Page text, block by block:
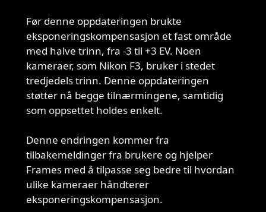
Før denne oppdateringen brukte
eksponeringskompensasjon et fast område
med halve trinn, fra -3 til +3 EV. Noen
kameraer, som Nikon F3, bruker i stedet
tredjedels trinn. Denne oppdateringen
støtter nå begge tilnærmingene, samtidig
som oppsettet holdes enkelt.
Denne endringen kommer fra
tilbakemeldinger fra brukere og hjelper
Frames med å tilpasse seg bedre til hvordan
ulike kameraer håndterer
eksponeringskompensasjon.